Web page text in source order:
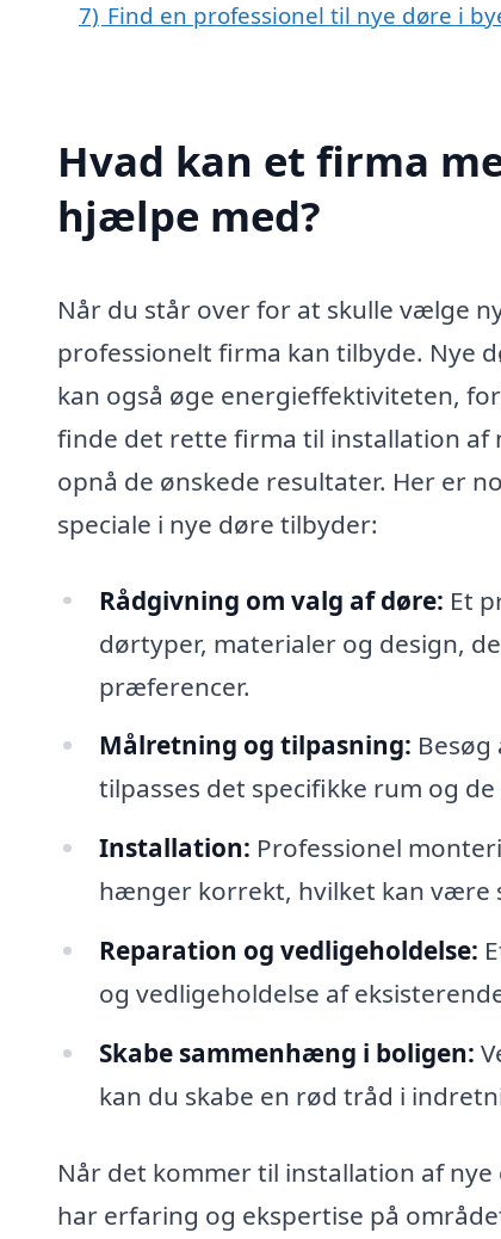
7) Find en professionel til nye døre i
Hvad kan et firma
hjælpe med?
Når du står over for at skulle vælge
professionelt firma kan tilbyde. Nye
kan også øge energieffektiviteten,
finde det rette firma til installation
opnå de ønskede resultater. Her er
speciale i nye døre tilbyder:
Rådgivning om valg af døre: Et
dørtyper, materialer og design,
præferencer.
Målretning og tilpasning:
tilpasses det specifikke rum og
Installation: Professionel
hænger korrekt, hvilket kan være
Reparation og vedligeholdelse:
og vedligeholdelse af
Skabe sammenhæng i boligen:
kan du skabe en rød tråd i
Når det kommer til installation af
har erfaring og ekspertise på